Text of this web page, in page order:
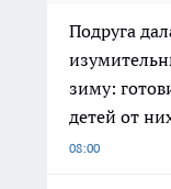
Подруга
зиму:
детей от
08:00